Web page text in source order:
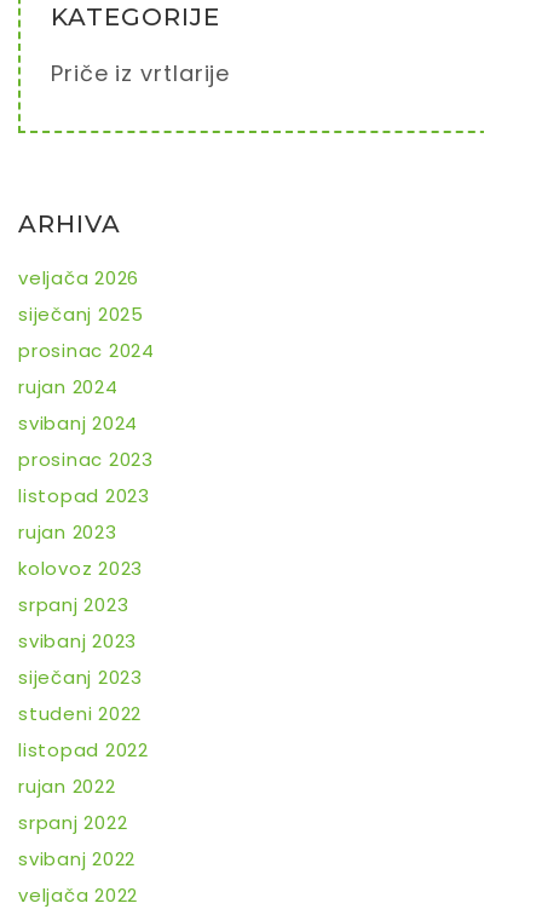
KATEGORIJE
Priče iz vrtlarije
ARHIVA
veljača 2026
siječanj 2025
prosinac 2024
rujan 2024
svibanj 2024
prosinac 2023
listopad 2023
rujan 2023
kolovoz 2023
srpanj 2023
svibanj 2023
siječanj 2023
studeni 2022
listopad 2022
rujan 2022
srpanj 2022
svibanj 2022
veljača 2022